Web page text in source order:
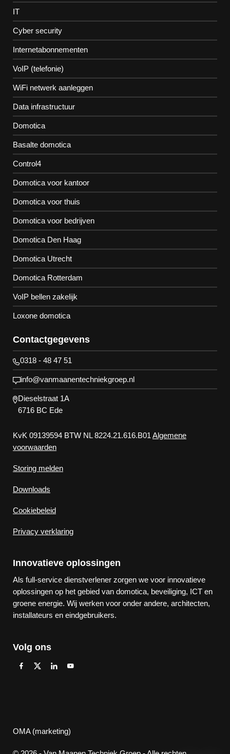
IT
Cyber security
Internetabonnementen
VoIP (telefonie)
WiFi netwerk aanleggen
Data infrastructuur
Domotica
Basalte domotica
Control4
Domotica voor kantoor
Domotica voor thuis
Domotica voor bedrijven
Domotica Den Haag
Domotica Utrecht
Domotica Rotterdam
VoIP bellen zakelijk
Loxone domotica
Contactgegevens
0318 - 48 47 51
info@vanmaanentechniekgroep.nl
Dieselstraat 1A
6716 BC Ede
KvK 09139594 BTW NL 8224.21.616.B01 Algemene
voorwaarden
Storing melden
Downloads
Cookiebeleid
Privacy verklaring
Innovatieve oplossingen
Als full-service dienstverlener zorgen we voor innovatieve
oplossingen op het gebied van domotica, beveiliging, ICT en
groene energie. Wij werken voor onder andere, architecten,
installateurs en eindgebruikers.
Volg ons
OMA (marketing)